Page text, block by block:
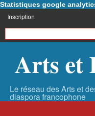
Statistiques google
Inscription
Arts et